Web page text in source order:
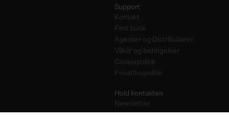
Support
Kontakt
Find butik
Agenter og Distributører
Vilkår og betingelser
Cookiepolitik
Privatlivspolitik
Hold kontakten
Newsletter
Instagram